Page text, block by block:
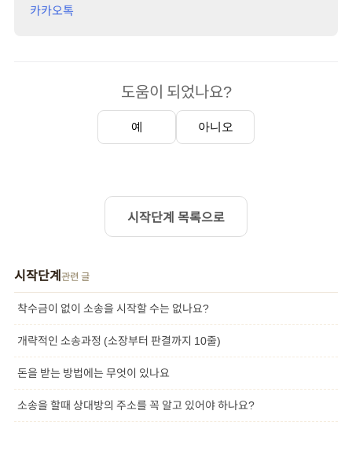
카카오톡
도움이 되었나요?
예 아니오
시작단계 목록으로
시작단계관련 글
착수금이 없이 소송을 시작할 수는 없나요?
개략적인 소송과정 (소장부터 판결까지 10줄)
돈을 받는 방법에는 무엇이 있나요
소송을 할때 상대방의 주소를 꼭 알고 있어야 하나요?